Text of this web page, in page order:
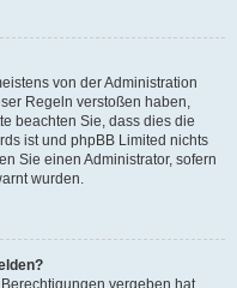
von der Administration
Regeln verstoßen haben,
beachten Sie, dass dies die
ist und phpBB Limited nichts
Sie einen Administrator, sofern
wurden.
vergeben hat,